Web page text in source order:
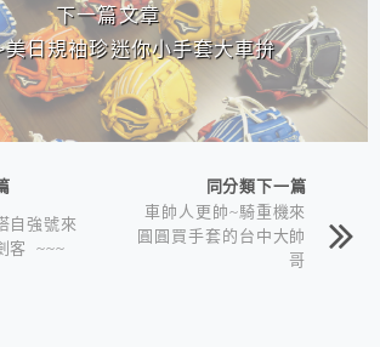
下一篇文章
美日規袖珍迷你小手套大車拚
自強號來
客 ~~~
同分類下一篇
車帥人更帥~騎重機來
圓圓買手套的台中大帥
哥